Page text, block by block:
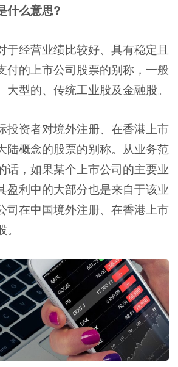
什么意思?
于经营业绩比较好、具有稳定且
付的上市公司股票的别称，一般
型的、传统工业股及金融股。
投资者对境外注册、在香港上市
陆概念的股票的别称。从业务范
话，如果某个上市公司的主要业
盈利中的大部分也是来自于该业
司在中国境外注册、在香港上市